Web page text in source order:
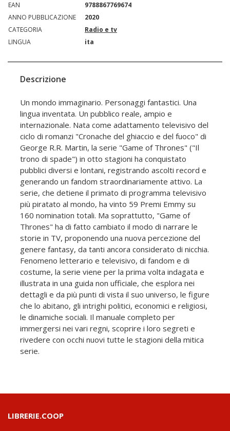
EAN
9788867769674
ANNO PUBBLICAZIONE
2020
CATEGORIA
Radio e tv
LINGUA
ita
Descrizione
Un mondo immaginario. Personaggi fantastici. Una
lingua inventata. Un pubblico reale, ampio e
internazionale. Nata come adattamento televisivo del
ciclo di romanzi "Cronache del ghiaccio e del fuoco" di
George R.R. Martin, la serie "Game of Thrones" ("Il
trono di spade") in otto stagioni ha conquistato
pubblici diversi e lontani, registrando ascolti record e
generando un fandom straordinariamente attivo. La
serie, che detiene il primato di programma televisivo
più piratato al mondo, ha vinto 59 Premi Emmy su
160 nomination totali. Ma soprattutto, "Game of
Thrones" ha di fatto cambiato il modo di narrare le
storie in TV, proponendo una nuova percezione del
genere fantasy, da tanti ancora considerato di nicchia.
Fenomeno letterario e televisivo, di fandom e di
costume, la serie viene per la prima volta indagata e
illustrata in una guida non ufficiale, che esplora nei
dettagli e da più punti di vista il suo universo, le figure
che lo abitano, gli intrighi politici, economici e religiosi,
le dinamiche sociali. Il manuale completo per
immergersi nei vari regni, scoprire i loro segreti e
rivedere con occhi nuovi tutte le stagioni della mitica
serie.
LIBRERIE.COOP